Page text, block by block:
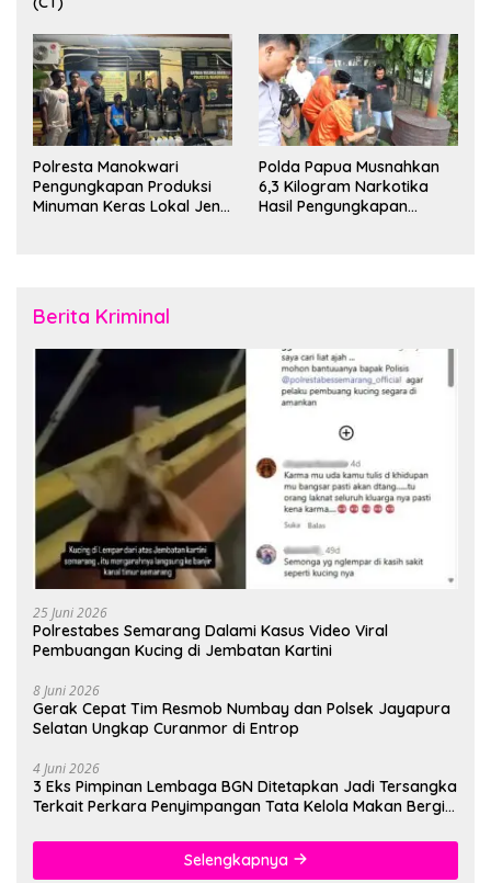
Polresta Manokwari
Pengungkapan Produksi
Minuman Keras Lokal Jenis
Polda Papua Musnahkan
6,3 Kilogram Narkotika
Hasil Pengungkapan
Berita Kriminal
25 Juni 2026
Polrestabes Semarang Dalami Kasus Video Viral
Pembuangan Kucing di Jembatan Kartini
8 Juni 2026
Gerak Cepat Tim Resmob Numbay dan Polsek Jayapura
Selatan Ungkap Curanmor di Entrop
4 Juni 2026
3 Eks Pimpinan Lembaga BGN Ditetapkan Jadi Tersangka
Terkait Perkara Penyimpangan Tata Kelola Makan Bergizi
Selengkapnya